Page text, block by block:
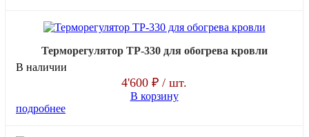
Терморегулятор ТР-330 для обогрева кровли
В наличии
4'600 ₽ / шт.
В корзину
подробнее